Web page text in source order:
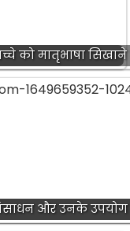
को मातृभाषा
और उनके उपयोग